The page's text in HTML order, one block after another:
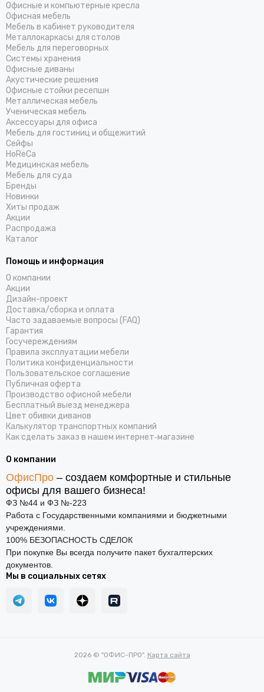
Офисные и компьютерные кресла
Офисная мебель
Мебель в кабинет руководителя
Металлокаркасы для столов
Мебель для переговорных
Системы хранения
Офисные диваны
Акустические решения
Офисные стойки ресепшн
Металлическая мебель
Ученическая мебель
Аксессуары для офиса
Мебель для гостиниц и общежитий
Cейфы
HoReCa
Медицинская мебель
Мебель для суда
Бренды
Новинки
Хиты продаж
Акции
Распродажа
Каталог
Помощь и информация
О компании
Акции
Дизайн-проект
Доставка/cборка и оплата
Часто задаваемые вопросы (FAQ)
Гарантия
Госучереждениям
Правила эксплуатации мебели
Политика конфиденциальности
Пользовательское соглашение
Публичная оферта
Производство офисной мебели
Бесплатный выезд менеджера
Цвет обивки диванов
Калькулятор транспортных компаний
Как сделать заказ в нашем интернет‑магазине
О компании
ОфисПро – создаем комфортные и стильные
офисы для вашего бизнеса!
ФЗ №44 и ФЗ №-223
Работа с Государственными компаниями и бюджетными
учреждениями.
100% БЕЗОПАСНОСТЬ СДЕЛОК
При покупке Вы всегда получите пакет бухгалтерских
документов.
Мы в социальных сетях
2026 © "ОФИС-ПРО". Карта сайта